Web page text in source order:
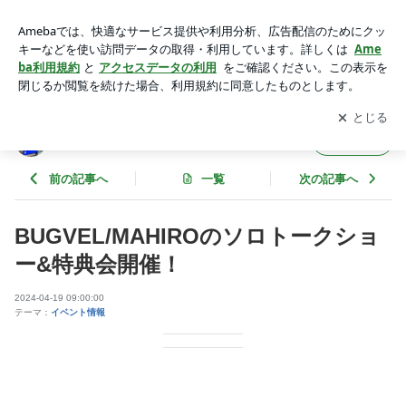
AYA EBISUBASHI
アプリをダウンロードして ブログの更新通知
を受け取りまし
ょう。
開く
前の記事へ 一覧 次の記事へ
BUGVEL/MAHIROのソロトークショ
ー&特典会開催！
2024-04-19 09:00:00
テーマ： イベント情報